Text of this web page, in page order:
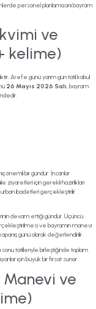
personel planlamasını bayram
ve
kelime)
Arefe günü yarım gün tatil kabul
26 Mayıs 2026 Salı, bayram
önemli bir gündür. İnsanlar
ziyaretleri için gerekli hazırlıkları
kurban ibadetleri gerçekleştirilir.
devam ettiği gündür. Üçüncü
ve bayramın manevi
günü olarak değerlendirilir.
sonu tatilleriyle birleştiğinde toplam
için büyük bir fırsat sunar.
Manevi ve